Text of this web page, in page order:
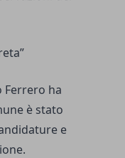
Ferrero ha
è stato
e